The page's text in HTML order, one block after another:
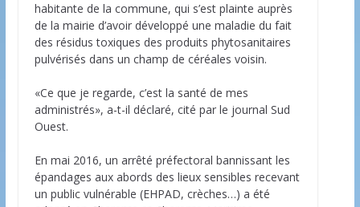
habitante de la commune, qui s’est plainte auprès
de la mairie d’avoir développé une maladie du fait
des résidus toxiques des produits phytosanitaires
pulvérisés dans un champ de céréales voisin.
«Ce que je regarde, c’est la santé de mes
administrés», a-t-il déclaré, cité par le journal Sud
Ouest.
En mai 2016, un arrêté préfectoral bannissant les
épandages aux abords des lieux sensibles recevant
un public vulnérable (EHPAD, crèches…) a été